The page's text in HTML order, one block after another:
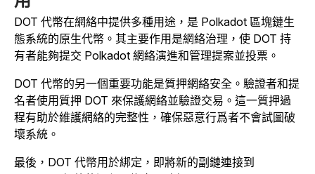
DOT 代幣在網絡中提供多種用途，是 Polkadot 區塊鏈生
態系統的原生代幣。其主要作用是網絡治理，使 DOT 持
有者能夠提交 Polkadot 網絡演進和管理提案並投票。
DOT 代幣的另一個重要功能是質押網絡安全。驗證者和提
名者使用質押 DOT 來保護網絡並驗證交易。這一質押過
程有助於維護網絡的完整性，確保惡意行爲者不會試圖破
壞系統。
最後，DOT 代幣用於綁定，即將新的副鏈連接到